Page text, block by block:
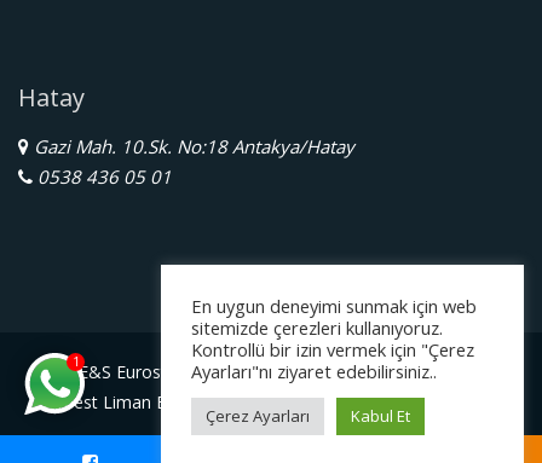
Hatay
Gazi Mah. 10.Sk. No:18 Antakya/Hatay
0538 436 05 01
E&S Eurostar Yurtdışı Eğitim Danışmanlığı Ltd. Şti.
Serbest Liman Bölge Müdürlüğü Gazimagosa / Kuzey Kıbrıs
1
En uygun deneyimi sunmak için web
sitemizde çerezleri kullanıyoruz.
Kontrollü bir izin vermek için "Çerez
Ayarları"nı ziyaret edebilirsiniz..
Çerez Ayarları Kabul Et